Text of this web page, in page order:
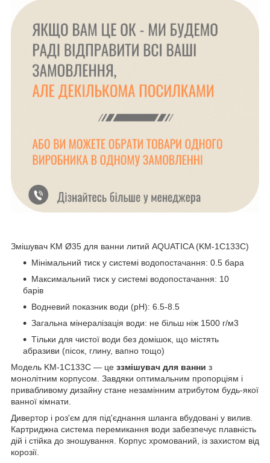
Змішувач KM Ø35 для ванни литий AQUATICA (KM-1C133C)
Мінімальний тиск у системі водопостачання: 0.5 бара
Максимальний тиск у системі водопостачання: 10
барів
Водневий показник води (pH): 6.5-8.5
Загальна мінералізація води: не більш ніж 1500 г/м3
Тільки для чистої води без домішок, що містять
абразиви (пісок, глину, вапно тощо)
Модель KM-1C133C — це ззмішувач для ванни з
монолітним корпусом. Завдяки оптимальним пропорціям і
привабливому дизайну стане незамінним атрибутом будь-якої
ванної кімнати.
Дивертор і роз'єм для під'єднання шланга вбудовані у вилив.
Картриджна система перемикання води забезпечує плавність
дій і стійка до зношування. Корпус хромований, із захистом від
корозії.